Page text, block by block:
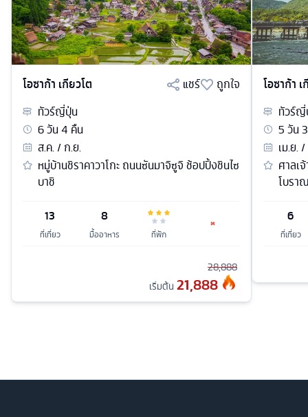
โอซาก้า เกียวโต แชร์
ถูกใจ
ทัวร์ญี่ปุ่น
6วัน4 คืน
ส.ค. / ก.ย.
หมู่บ้านชิราคาวาโกะ ถนนซันมาจิซูจิ ช้อปปิ้งชินไซ
บาชิ
13
ที่เที่ยว
8
มื้ออาหาร ที่พัก
28,888
เริ่มต้น 21,888
โอซาก้า
ทัวร์ญี่
5วัน3
เม.ย.
ศาลเ
โบรา
6
ที่เที่ยว